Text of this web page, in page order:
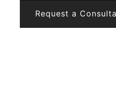
Request a